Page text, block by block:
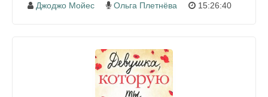
Джоджо Мойес Ольга Плетнёва 15:26:40